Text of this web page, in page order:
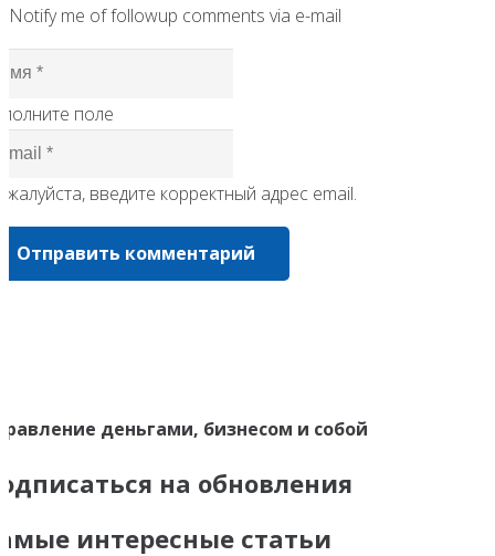
Notify me of followup comments via e-mail
поле
введите корректный адрес email.
Отправить комментарий
деньгами, бизнесом и собой
на обновления
интересные статьи